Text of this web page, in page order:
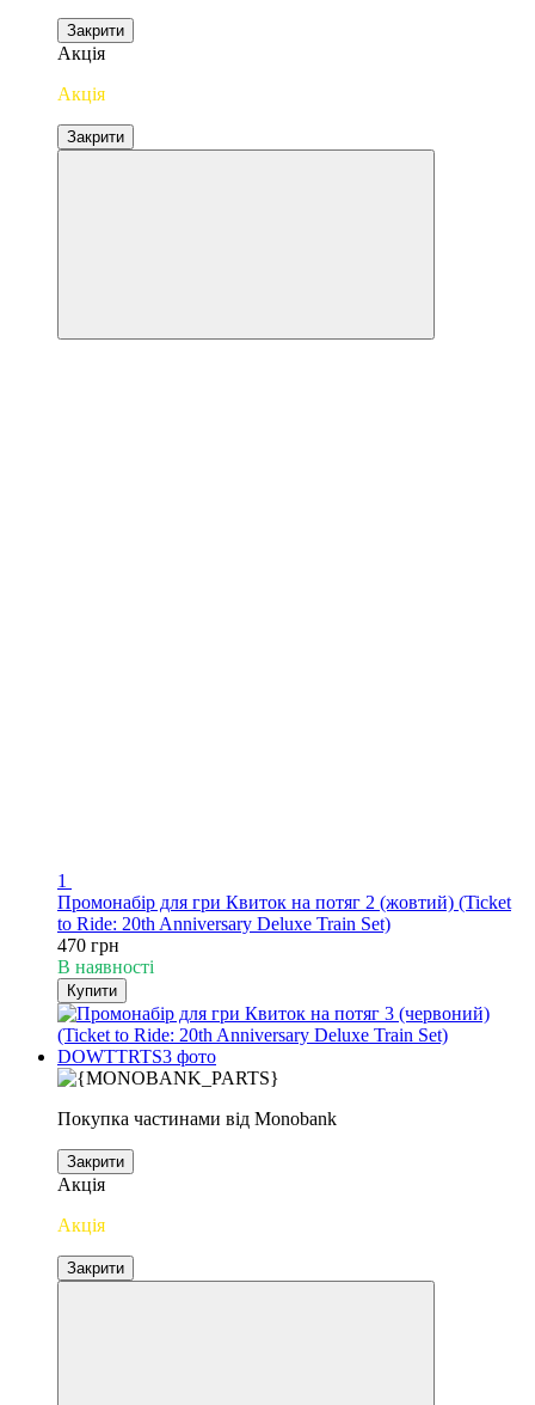
Закрити
Акція
Акція
Закрити
1
Промонабір для гри Квиток на потяг 2 (жовтий) (Ticket
to Ride: 20th Anniversary Deluxe Train Set)
470 грн
В наявності
Купити
Покупка частинами від Monobank
Закрити
Акція
Акція
Закрити